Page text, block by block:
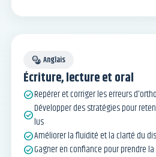
emoji_language Anglais
Écriture, lecture et oral
check_circleRepérer et corriger les erreurs
check_circleDévelopper des stratégies pour
lus
check_circleAméliorer la fluidité et la clarté du
check_circleGagner en confiance pour prendre